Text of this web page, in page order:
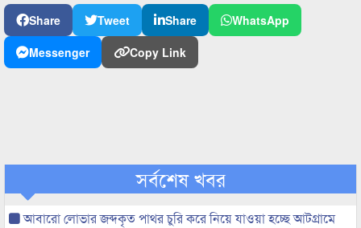
Share Tweet Share
WhatsApp
Messenger
Copy Link
সর্বশেষ খবর
আবারো লোভার জব্দকৃত পাথর চুরি করে নিয়ে যাওয়া হচ্ছে আটগ্রামে